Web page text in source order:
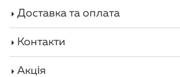
Доставка та оплата
Контакти
Акція